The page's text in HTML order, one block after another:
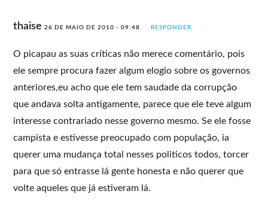
thaise26 DE MAIO DE 2010 - 09:48 RESPONDER
O picapau as suas críticas não merece comentário, pois
ele sempre procura fazer algum elogio sobre os governos
anteriores,eu acho que ele tem saudade da corrupção
que andava solta antigamente, parece que ele teve algum
interesse contrariado nesse governo mesmo. Se ele fosse
campista e estivesse preocupado com população, ia
querer uma mudança total nesses politicos todos, torcer
para que só entrasse lá gente honesta e não querer que
volte aqueles que já estiveram lá.